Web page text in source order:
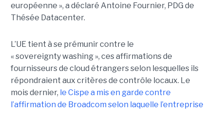
européenne », a déclaré Antoine Fournier, PDG de
Thésée Datacenter.
L’UE tient à se prémunir contre le
« sovereignty washing », ces affirmations de
fournisseurs de cloud étrangers selon lesquelles ils
répondraient aux critères de contrôle locaux. Le
mois dernier, le Cispe a mis en garde contre
l’affirmation de Broadcom selon laquelle l’entreprise